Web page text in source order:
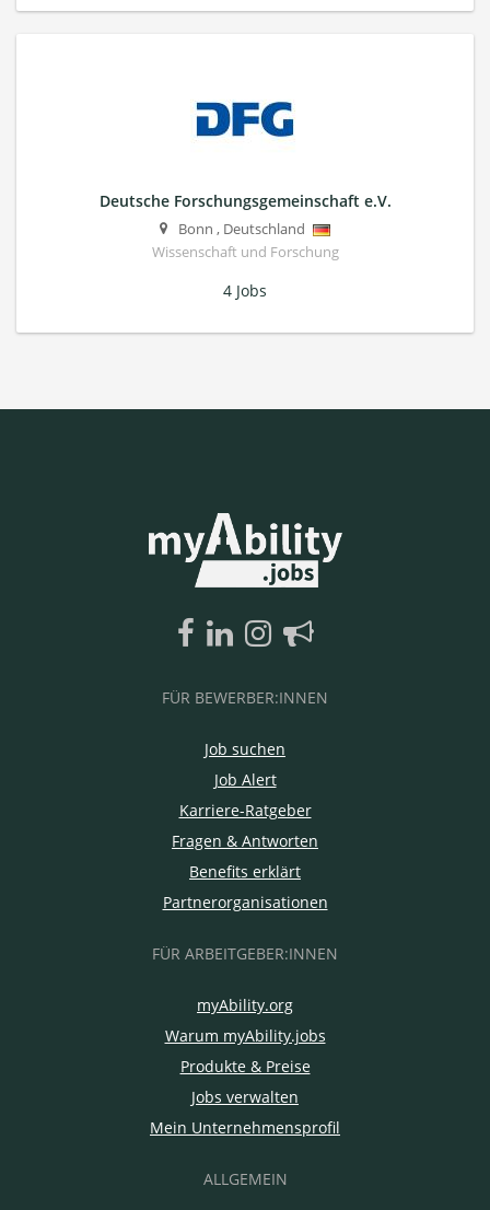
Deutsche Forschungsgemeinschaft e.V.
Bonn , Deutschland
Wissenschaft und Forschung
4 Jobs
FÜR BEWERBER:INNEN
Job suchen
Job Alert
Karriere-Ratgeber
Fragen & Antworten
Benefits erklärt
Partnerorganisationen
FÜR ARBEITGEBER:INNEN
myAbility.org
Warum myAbility.jobs
Produkte & Preise
Jobs verwalten
Mein Unternehmensprofil
ALLGEMEIN